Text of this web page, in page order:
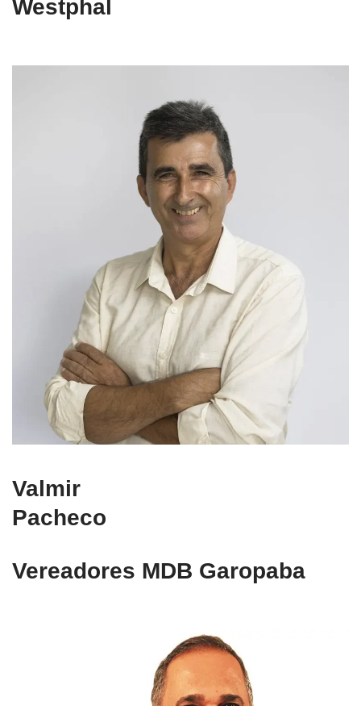
Westphal
Valmir
Pacheco
Vereadores MDB Garopaba